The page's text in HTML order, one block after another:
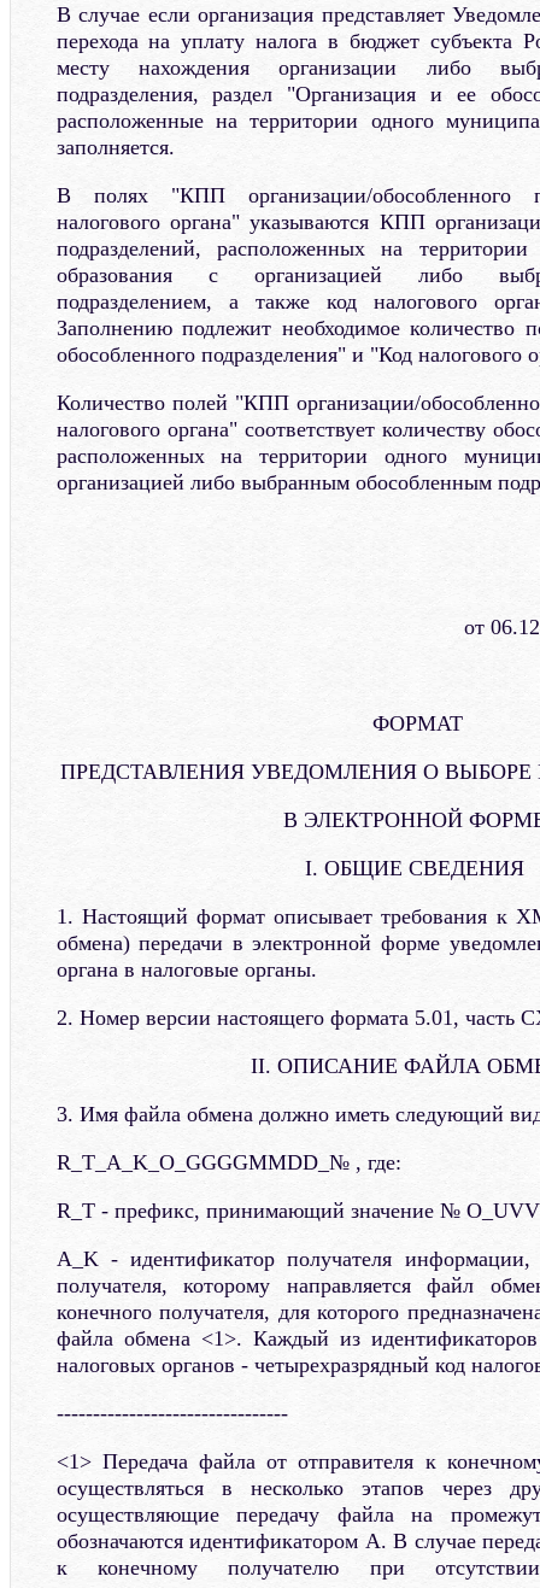
В случае если организация представляет
перехода на уплату налога в бюджет субъекта
месту нахождения организации либо
подразделения, раздел "Организация и ее
расположенные на территории одного
заполняется.
В полях "КПП организации/обособленного
налогового органа" указываются КПП
подразделений, расположенных на
образования с организацией либо
подразделением, а также код налогового
Заполнению подлежит необходимое количество
обособленного подразделения" и "Код налогового
Количество полей "КПП организации/
налогового органа" соответствует количеству
расположенных на территории одного
организацией либо выбранным обособленным
от
ФОРМАТ
ПРЕДСТАВЛЕНИЯ УВЕДОМЛЕНИЯ О ВЫБОРЕ
В ЭЛЕКТРОННОЙ
I. ОБЩИЕ СВЕДЕНИЯ
1. Настоящий формат описывает требования к
обмена) передачи в электронной форме
органа в налоговые органы.
2. Номер версии настоящего формата 5.01, часть
II. ОПИСАНИЕ ФАЙЛА
3. Имя файла обмена должно иметь следующий
R_T_A_K_O_GGGGMMDD_№ , где:
R_T - префикс, принимающий значение №
A_K - идентификатор получателя
получателя, которому направляется файл
конечного получателя, для которого
файла обмена <1>. Каждый из
налоговых органов - четырехразрядный код
--------------------------------
<1> Передача файла от отправителя к
осуществляться в несколько этапов через
осуществляющие передачу файла на
обозначаются идентификатором A. В случае
к конечному получателю при